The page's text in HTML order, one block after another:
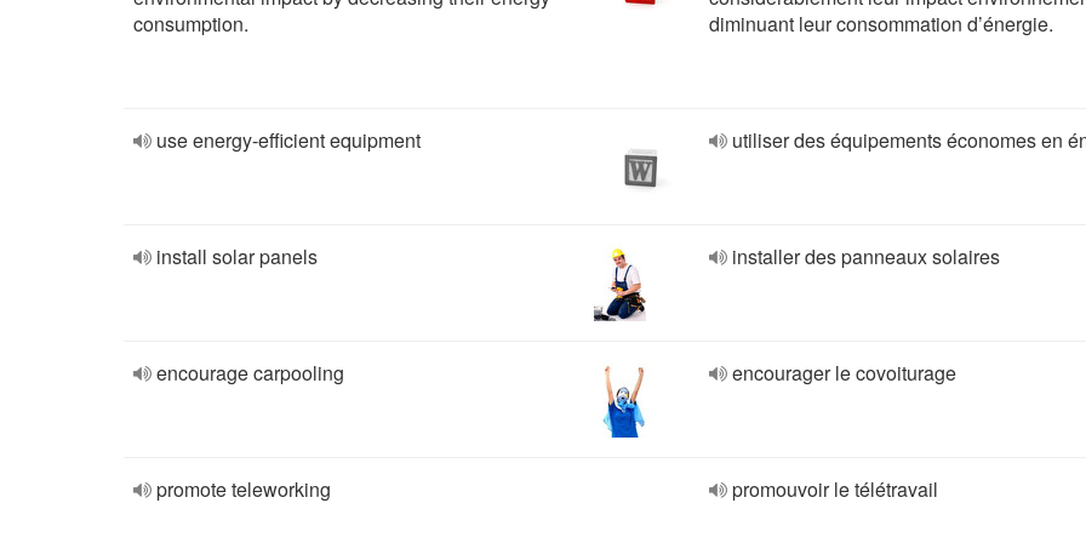
consumption.
diminuant leur consommation d’énergie.
use energy-efficient equipment utiliser des équipements économes en
install solar panels installer des panneaux solaires
encourage carpooling encourager le covoiturage
promote teleworking promouvoir le télétravail